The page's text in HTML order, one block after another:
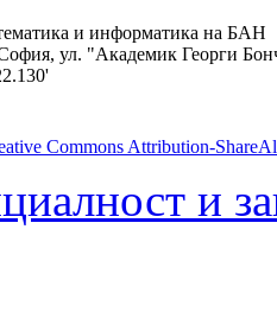
и информатика на БАН
ул. "Академик Георги
Commons Attribution-
и